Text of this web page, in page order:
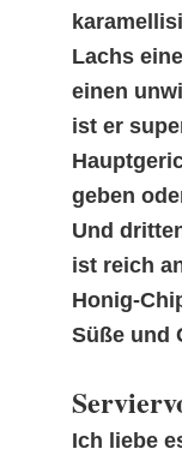
Lachs
einen
ist er
geben
Und
ist reich
Honig-
Süße und
Ich liebe